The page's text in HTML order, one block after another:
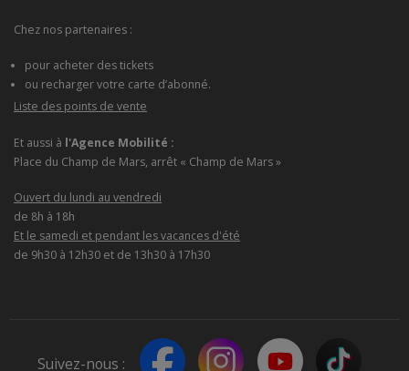
Chez nos partenaires :
pour acheter des tickets
ou recharger votre carte d’abonné.
Liste des points de vente
Et aussi à l'Agence Mobilité :
Place du Champ de Mars, arrêt « Champ de Mars »
Ouvert du lundi au vendredi
de 8h à 18h
Et le samedi et pendant les vacances d'été
de 9h30 à 12h30 et de 13h30 à 17h30
Suivez-nous :